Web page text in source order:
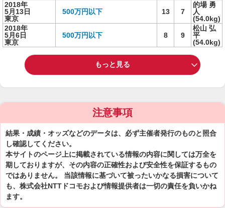
2018年
5月13日
東京
500万円以下 13 7
的場 勇
人
(54.0kg)
2018年
5月6日
東京
500万円以下 8 9
松山 弘
平
(54.0kg)
もっと見る
注意事項
結果・成績・オッズなどのデータは、必ず主催者発行のものと照合
し確認してください。
本サイトのページ上に掲載されている情報の内容に関しては万全を
期しておりますが、その内容の正確性および安全性を保証するもの
ではありません。 当該情報に基づいて被ったいかなる損害について
も、株式会社NTTドコモおよび情報提供者は一切の責任を負いかね
ます。